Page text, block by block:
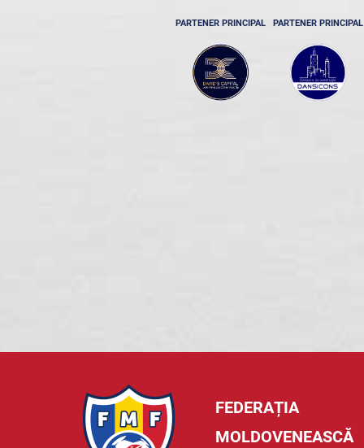
PARTENER PRINCIPAL PARTENER PRINCIPAL
FEDERAȚIA
MOLDOVENEASCĂ